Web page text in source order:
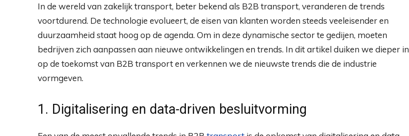
In de wereld van zakelijk transport, beter bekend als B2B transport, veranderen de trends
voortdurend. De technologie evolueert, de eisen van klanten worden steeds veeleisender en
duurzaamheid staat hoog op de agenda. Om in deze dynamische sector te gedijen, moeten
bedrijven zich aanpassen aan nieuwe ontwikkelingen en trends. In dit artikel duiken we dieper in
op de toekomst van B2B transport en verkennen we de nieuwste trends die de industrie
vormgeven.
1. Digitalisering en data-driven besluitvorming